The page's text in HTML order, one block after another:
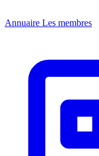
Annuaire Les membres